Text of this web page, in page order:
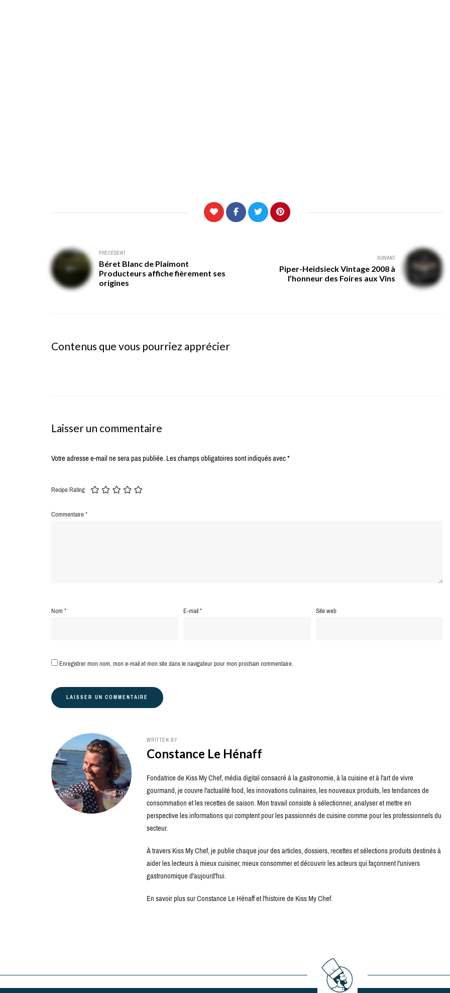
Navigation
de
l’article
PRÉCÉDENT
Béret Blanc de Plaimont
Producteurs affiche fièrement ses
origines
SUIVANT
Piper-Heidsieck Vintage 2008 à
l’honneur des Foires aux Vins
Contenus que vous pourriez apprécier
Laisser un commentaire
Votre adresse e-mail ne sera pas publiée.Les champs obligatoires sont indiqués avec*
Recipe Rating
Commentaire*
Nom* E-mail* Site web
Enregistrer mon nom, mon e-mail et mon site dans le navigateur pour mon prochain commentaire.
WRITTEN BY
Constance Le Hénaff
Fondatrice de Kiss My Chef, média digital consacré à la gastronomie, à la cuisine et à l'art de vivre
gourmand, je couvre l'actualité food, les innovations culinaires, les nouveaux produits, les tendances de
consommation et les recettes de saison. Mon travail consiste à sélectionner, analyser et mettre en
perspective les informations qui comptent pour les passionnés de cuisine comme pour les professionnels du
secteur.
À travers Kiss My Chef, je publie chaque jour des articles, dossiers, recettes et sélections produits destinés à
aider les lecteurs à mieux cuisiner, mieux consommer et découvrir les acteurs qui façonnent l'univers
gastronomique d'aujourd'hui.
En savoir plus sur Constance Le Hénaff et l'histoire de Kiss My Chef.